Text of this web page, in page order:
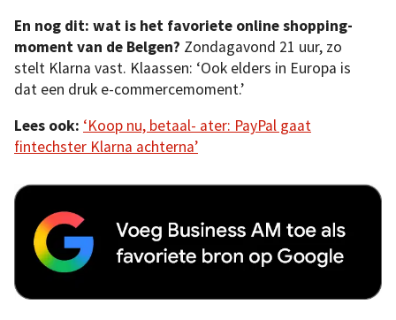
En nog dit: wat is het favoriete online shopping-
moment van de Belgen? Zondagavond 21 uur, zo
stelt Klarna vast. Klaassen: ‘Ook elders in Europa is
dat een druk e-commercemoment.’
Lees ook: ‘Koop nu, betaal- ater: PayPal gaat
fintechster Klarna achterna’